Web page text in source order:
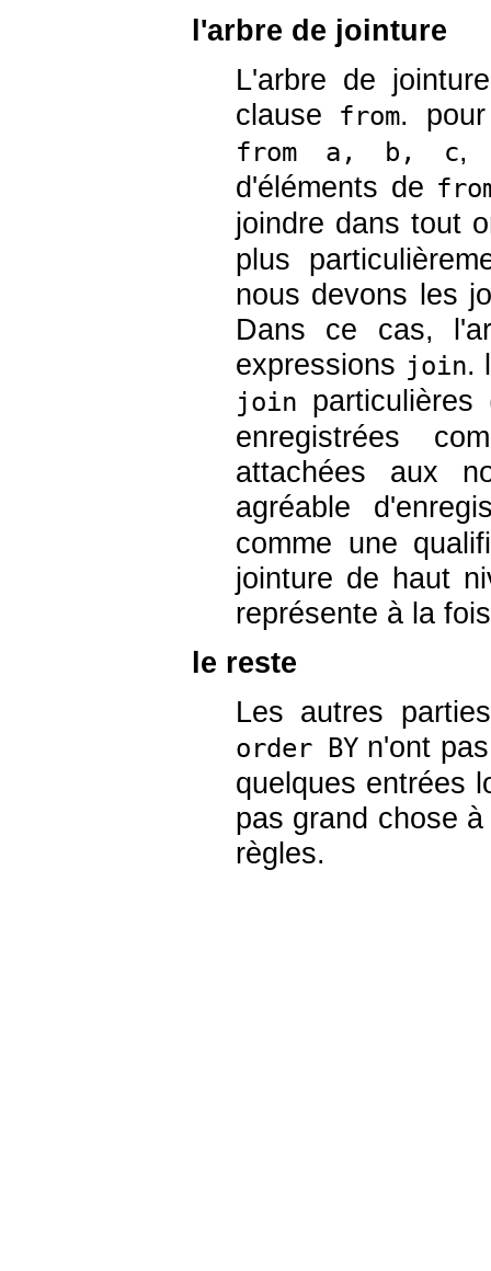
l'arbre de jointure
L'arbre de
clause from.
from a, b, c,
d'éléments de
joindre dans tout
plus
nous devons les
Dans ce cas,
expressions join.
join
enregistrées
attachées aux
agréable
comme une
jointure de haut
représente à la
le reste
Les autres
order BY n'ont
quelques entrées
pas grand chose
règles.